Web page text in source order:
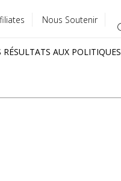
Nous Soutenir
RÉSULTATS AUX POLITIQUES